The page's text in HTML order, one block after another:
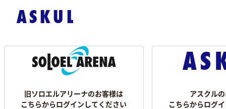
旧ソロエルアリーナのお客様は
こちらからログインしてください
アスクル
こちらからログ